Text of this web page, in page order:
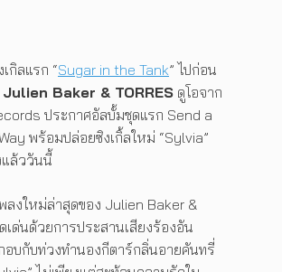
กิลแรก “Sugar in the Tank” ไปก่อน
Julien Baker & TORRES ดูโอจาก
ประกาศอัลบั้มชุดแรก Send a
พร้อมปล่อยซิงเกิ้ลใหม่ “Sylvia”
ล้ววันนี้
พลงใหม่ล่าสุดของ Julien Baker &
ดเด่นด้วยการประสานเสียงร้องอัน
อบกับท่วงทำนองกีตาร์กลิ่นอายคันทรี่